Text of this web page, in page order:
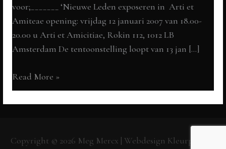
voor;_______ ‘Nieuwe Leden exposeren in Arti et
Amiteae opening: vrijdag 12 januari 2007 van 18.00-
20.00 u Arti et Amicitiae, Rokin 112, 1012 LB
Amsterdam De tentoonstelling loopt van 13 jan […]
nieuwe
Leden
exposeren
et
Read More »
Copyright © 2026 Meg Mercx | Webdesign Kleurpunt.nl